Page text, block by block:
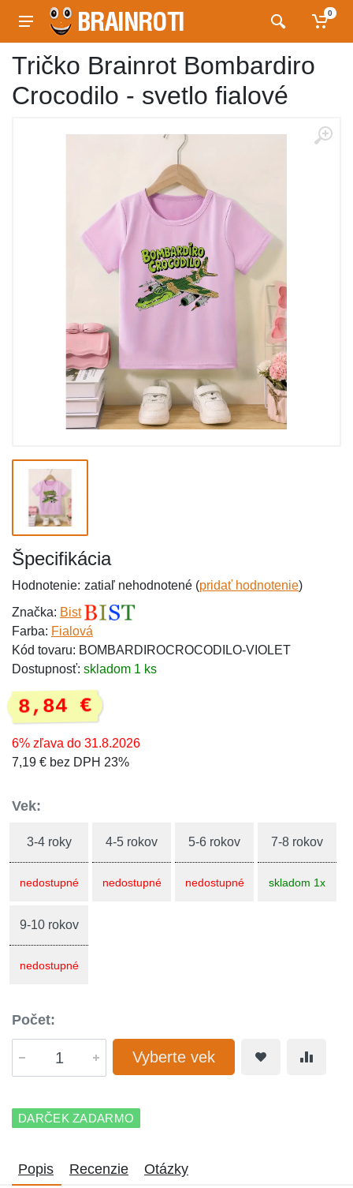
0
Tričko Brainrot Bombardiro
Crocodilo - svetlo fialové
Špecifikácia
Hodnotenie: zatiaľ nehodnotené (pridať hodnotenie)
Značka: Bist
Farba: Fialová
Kód tovaru: BOMBARDIROCROCODILO-VIOLET
Dostupnosť: skladom 1 ks
8,84 €
6% zľava do 31.8.2026
7,19 € bez DPH 23%
Vek:
3-4 roky
nedostupné
4-5 rokov
nedostupné
5-6 rokov
nedostupné
7-8 rokov
skladom 1x
9-10 rokov
nedostupné
Počet:
Vyberte vek
DARČEK ZADARMO
Popis Recenzie Otázky